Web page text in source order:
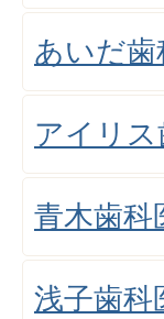
あいだ歯
アイリス
青木歯科
浅子歯科